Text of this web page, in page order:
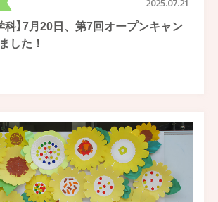
2025.07.21
科】7月20日、第7回オープンキャン
した！